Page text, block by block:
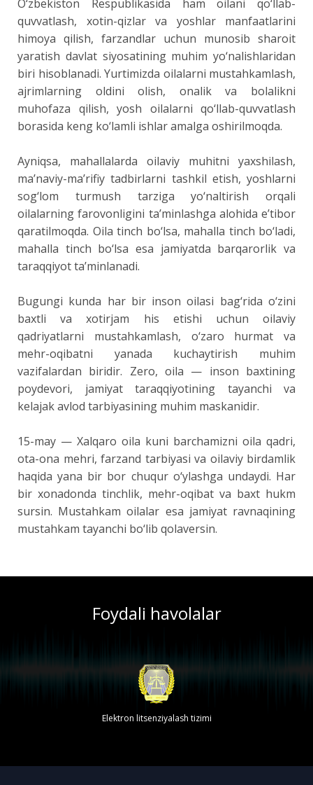
O‘zbekiston Respublikasida ham oilani qo‘llab-
quvvatlash, xotin-qizlar va yoshlar manfaatlarini
himoya qilish, farzandlar uchun munosib sharoit
yaratish davlat siyosatining muhim yo‘nalishlaridan
biri hisoblanadi. Yurtimizda oilalarni mustahkamlash,
ajrimlarning oldini olish, onalik va bolalikni
muhofaza qilish, yosh oilalarni qo‘llab-quvvatlash
borasida keng ko‘lamli ishlar amalga oshirilmoqda.
Ayniqsa, mahallalarda oilaviy muhitni yaxshilash,
ma’naviy-ma’rifiy tadbirlarni tashkil etish, yoshlarni
sog‘lom turmush tarziga yo‘naltirish orqali
oilalarning farovonligini ta’minlashga alohida e’tibor
qaratilmoqda. Oila tinch bo‘lsa, mahalla tinch bo‘ladi,
mahalla tinch bo‘lsa esa jamiyatda barqarorlik va
taraqqiyot ta’minlanadi.
Bugungi kunda har bir inson oilasi bag‘rida o‘zini
baxtli va xotirjam his etishi uchun oilaviy
qadriyatlarni mustahkamlash, o‘zaro hurmat va
mehr-oqibatni yanada kuchaytirish muhim
vazifalardan biridir. Zero, oila — inson baxtining
poydevori, jamiyat taraqqiyotining tayanchi va
kelajak avlod tarbiyasining muhim maskanidir.
15-may — Xalqaro oila kuni barchamizni oila qadri,
ota-ona mehri, farzand tarbiyasi va oilaviy birdamlik
haqida yana bir bor chuqur o‘ylashga undaydi. Har
bir xonadonda tinchlik, mehr-oqibat va baxt hukm
sursin. Mustahkam oilalar esa jamiyat ravnaqining
mustahkam tayanchi bo‘lib qolaversin.
Foydali havolalar
Elektron litsenziyalash tizimi